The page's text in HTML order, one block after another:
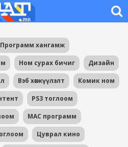
Программ хангамж
Ном сурах бичиг Дизайн
Вэб хөгжүүлэлт Комик ном
PS3 тоглоом
MAC программ
Цуврал кино